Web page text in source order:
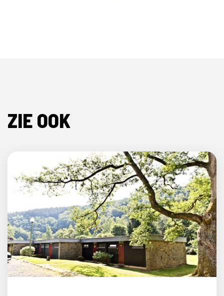
ZIE OOK